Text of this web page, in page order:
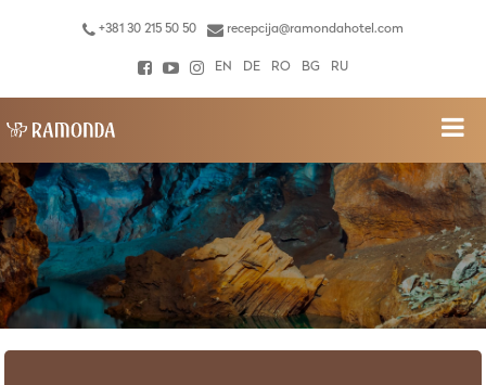
+381 30 215 50 50 recepcija@ramondahotel.com
EN DE RO BG RU